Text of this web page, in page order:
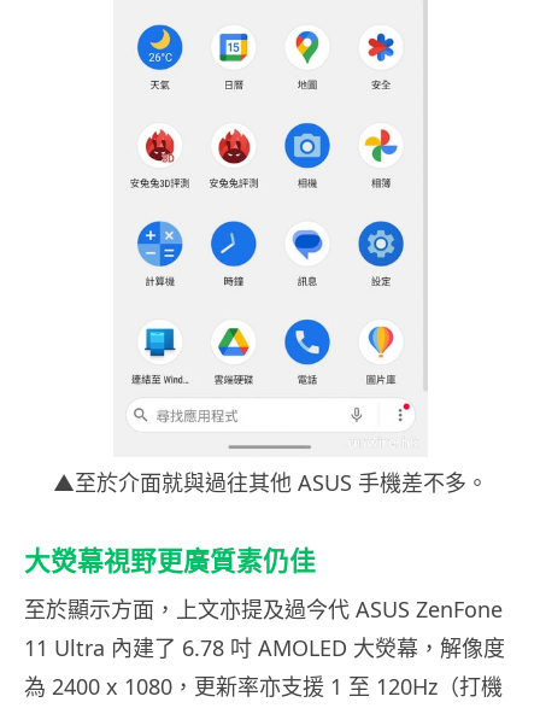
▲至於介面就與過往其他 ASUS 手機差不多。
大熒幕視野更廣質素仍佳
至於顯示方面，上文亦提及過今代 ASUS ZenFone
11 Ultra 內建了 6.78 吋 AMOLED 大熒幕，解像度
為 2400 x 1080，更新率亦支援 1 至 120Hz（打機